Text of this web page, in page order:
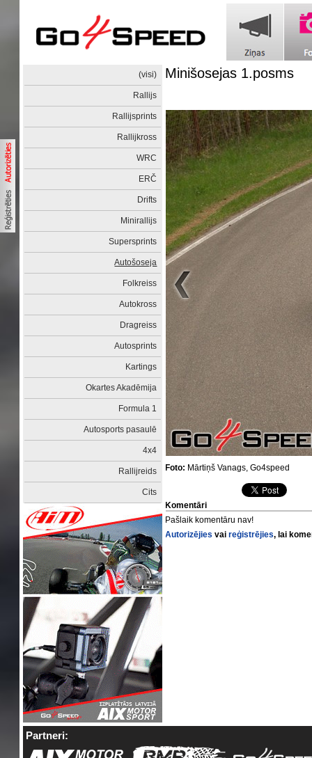
(visi)
Rallijs
Rallijsprints
Rallijkross
WRC
ERČ
Drifts
Minirallijs
Supersprints
Autošoseja
Folkreiss
Autokross
Dragreiss
Autosprints
Kartings
Okartes Akadēmija
Formula 1
Autosports pasaulē
4x4
Rallijreids
Cits
Minišosejas 1.posms
Foto: Mārtiņš Vanags, Go4speed
Komentāri
Pašlaik komentāru nav!
Autorizējies vaireģistrējies, lai
Partneri: